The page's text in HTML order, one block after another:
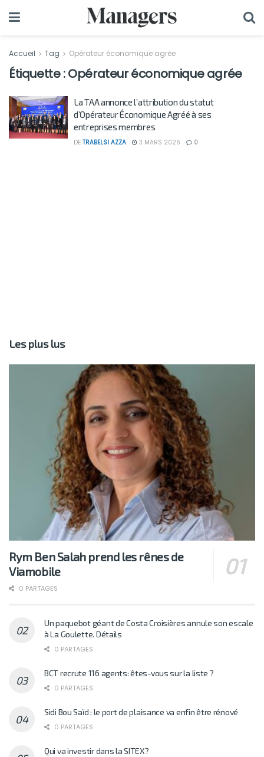
Accueil Tag Opérateur économique agrée
Étiquette :Opérateur économique agrée
La TAA annonce l’attribution du statut
d’Opérateur Économique Agréé à ses
entreprises membres
DE TRABELSI AZZA 3 MARS 2026 0
Les plus lus
Rym Ben Salah prend les rênes de
Viamobile
0 PARTAGES
Un paquebot géant de Costa Croisières annule son escale
à La Goulette. Détails
0 PARTAGES
BCT recrute 116 agents: êtes-vous sur la liste ?
0 PARTAGES
Sidi Bou Saïd : le port de plaisance va enfin être rénové
0 PARTAGES
Qui va investir dans la SITEX?